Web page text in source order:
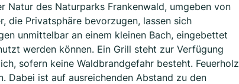
des Naturparks Frankenwald, umgeben von
die Privatsphäre bevorzugen, lassen sich
unmittelbar an einem kleinen Bach, eingebettet
werden können. Ein Grill steht zur Verfügung
sofern keine Waldbrandgefahr besteht. Feuerholz
Dabei ist auf ausreichenden Abstand zu den